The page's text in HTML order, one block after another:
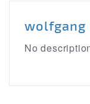
wolfgang
No